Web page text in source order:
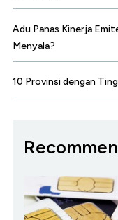
Adu Panas Kinerja
Menyala?
10 Provinsi dengan